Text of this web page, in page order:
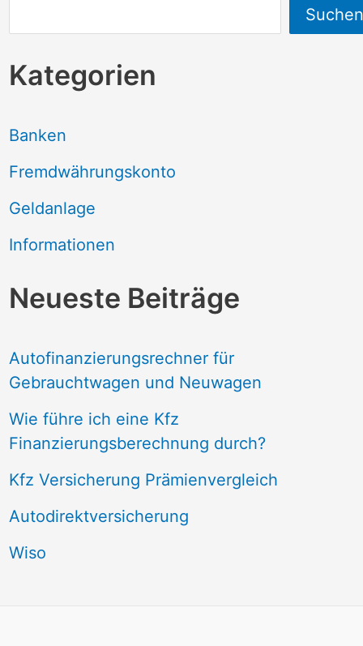
Suchen
Kategorien
Banken
Fremdwährungskonto
Geldanlage
Informationen
Neueste Beiträge
Autofinanzierungsrechner für
Gebrauchtwagen und Neuwagen
Wie führe ich eine Kfz
Finanzierungsberechnung durch?
Kfz Versicherung Prämienvergleich
Autodirektversicherung
Wiso